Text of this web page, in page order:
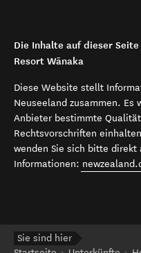
Die Inhalte auf dieser
Resort Wānaka
Diese Website stellt
Neuseeland zusammen.
Anbieter bestimmte
Rechtsvorschriften
wenden Sie sich bitte direkt
Informationen:
Sie sind hier